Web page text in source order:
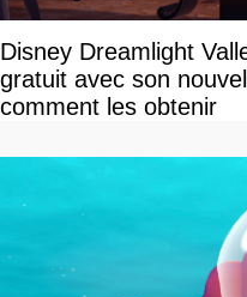
Disney Dreamlight
gratuit avec son
comment les obtenir